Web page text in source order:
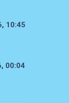
10:45
00:04